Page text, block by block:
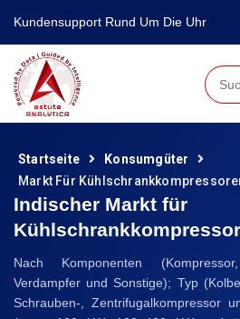
Kundensupport Rund Um Die Uhr
Startseite
Konsumgüter
Markt Für
Indischer Markt für
Nach Komponenten
Verdampfer und Sonstige); Typ
Schrauben-, Zentrifugalkompressor